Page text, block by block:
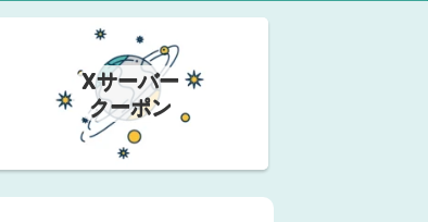
Xサーバー
クーポン